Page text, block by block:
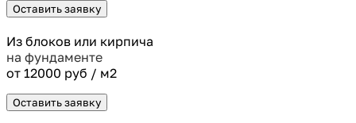
Оставить заявку
Из блоков или кирпича
на фундаменте
от 12000 руб / м2
Оставить заявку